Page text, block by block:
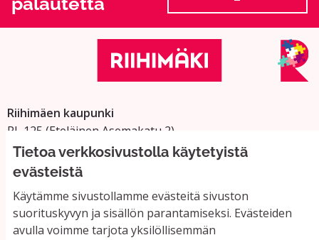
Tietoa verkkosivustolla käytetyistä
evästeistä
Käytämme sivustollamme evästeitä sivuston
suorituskyvyn ja sisällön parantamiseksi. Evästeiden
avulla voimme tarjota yksilöllisemmän
Riihimäen kaupunki
PL 125 (Eteläinen Asemakatu 2)
11101 Riihimäki
Vaihde: 019 758 4000
Sähköpostiosoitteet:
etunimi.sukunimi@riihimaki.fi